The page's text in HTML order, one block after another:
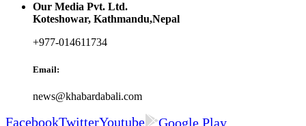
Our Media Pvt. Ltd.
Koteshowar, Kathmandu,Nepal
+977-014611734
Email:
news@khabardabali.com
FacebookTwitterYoutube Google Play